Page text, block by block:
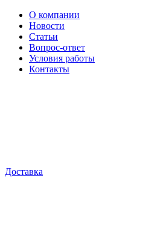
О компании
Новости
Статьи
Вопрос-ответ
Условия работы
Контакты
Доставка